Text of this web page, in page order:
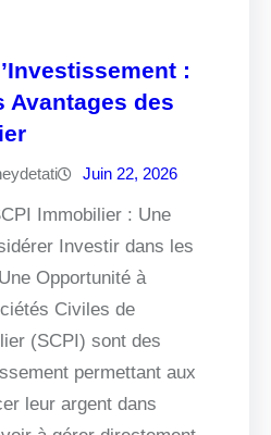
:
Avantages des
Juin 22, 2026
Immobilier : Une
Investir dans les
Opportunité à
Civiles de
(SCPI) sont des
permettant aux
leur argent dans